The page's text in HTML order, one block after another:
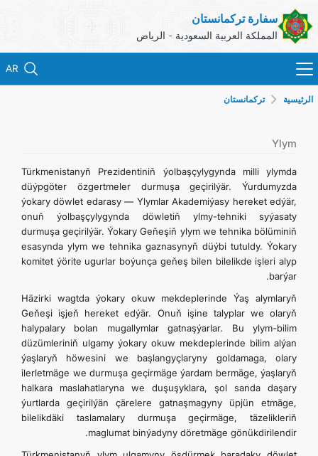
سفارة تركمانستان
المملكة العربية السعودية - الرياض
AR
تركمانستان
الخدمات القنصلية
وزارة الخارجية لتركمانستان
معلومات الاتصال
الرئيسية تركمانستان
Ylym
Türkmenistanyň Prezidentiniň ýolbaşçylygynda milli ylymda
düýpgöter özgertmeler durmuşa geçirilýär. Ýurdumyzda
ýokary döwlet edarasy — Ylymlar Akademiýasy hereket edýär,
onuň ýolbaşçylygynda döwletiň ylmy-tehniki syýasaty
durmuşa geçirilýär. Ýokary Geňeşiň ylym we tehnika bölüminiň
esasynda ylym we tehnika gaznasynyň düýbi tutuldy. Ýokary
komitet ýörite ugurlar boýunça geňeş bilen bilelikde işleri alyp
barýar.
Häzirki wagtda ýokary okuw mekdeplerinde Ýaş alymlaryň
Geňeşi işjeň hereket edýär. Onuň işine talyplar we olaryň
halypalary bolan mugallymlar gatnaşýarlar. Bu ylym-bilim
düzümleriniň ulgamy ýokary okuw mekdeplerinde bilim alýan
ýaşlaryň höwesini we başlangyçlaryny goldamaga, olary
ilerletmäge we durmuşa geçirmäge ýardam bermäge, ýaşlaryň
halkara maslahatlaryna we duşuşyklara, şol sanda daşary
ýurtlarda geçirilýän çärelere gatnaşmagyny üpjün etmäge,
bilelikdäki taslamalary durmuşa geçirmäge, täzelikleriň
maglumat binýadyny döretmäge gönükdirilendir.